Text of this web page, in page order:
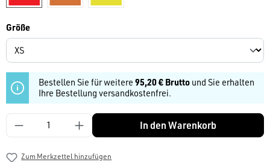
Größeauswählen
Bestellen Sie für weitere 95,20 € Brutto und Sie erhalten
Ihre Bestellung versandkostenfrei.
Produkt Anzahl: Gib den gewünschten Wert
In den Warenkorb
Zum Merkzettel hinzufügen